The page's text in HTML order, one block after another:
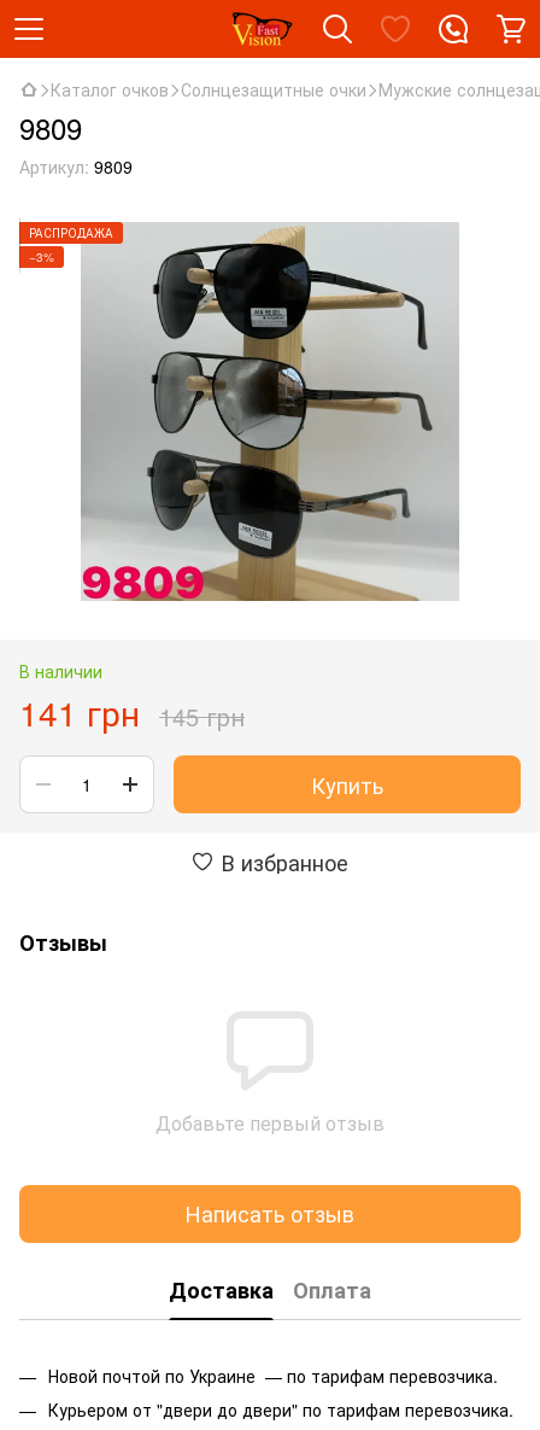
Каталог очков Солнцезащитные очки Мужские
9809
Артикул: 9809
РАСПРОДАЖА
−3%
В наличии
141 грн 145 грн
Купить
В избранное
Отзывы
Добавьте первый отзыв
Написать отзыв
Доставка Оплата
Новой почтой по Украине — по тарифам перевозчика.
Курьером от "двери до двери" по тарифам перевозчика.